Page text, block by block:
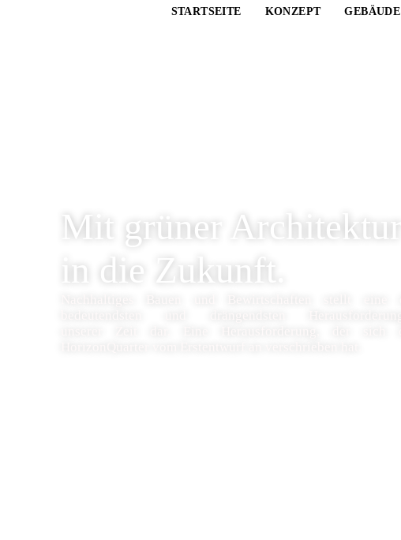
STARTSEITE KONZEPT GEBÄUDE
Mit grüner Architektur
in die Zukunft.